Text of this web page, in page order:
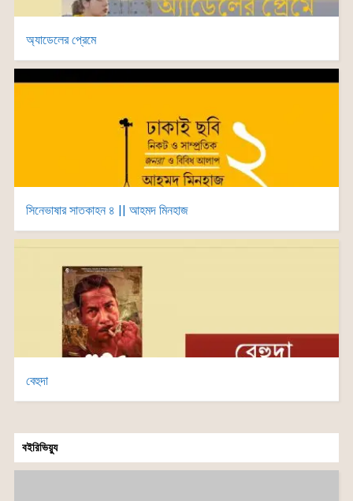
অ্যাডেলের প্রেমে
সিনেভাষার সাতকাহন ৪ || আহমদ মিনহাজ
বেহুদা
বইরিভিয়্যু